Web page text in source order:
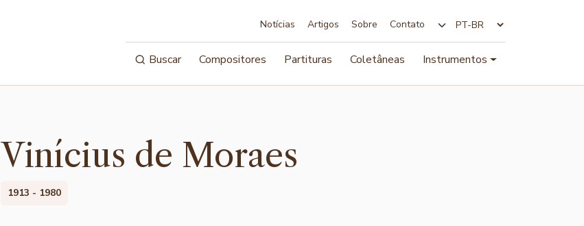
Notícias Artigos Sobre Contato
Buscar Compositores Partituras Coletâneas Instrumentos
Vinícius de Moraes
1913 - 1980